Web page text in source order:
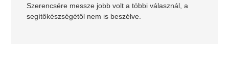
Szerencsére messze jobb volt a többi válasznál, a
segítőkészségétől nem is beszélve.